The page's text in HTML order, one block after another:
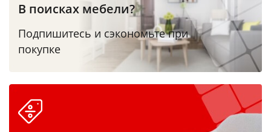
В поисках мебели?
Подпишитесь и сэкономьте при
покупке